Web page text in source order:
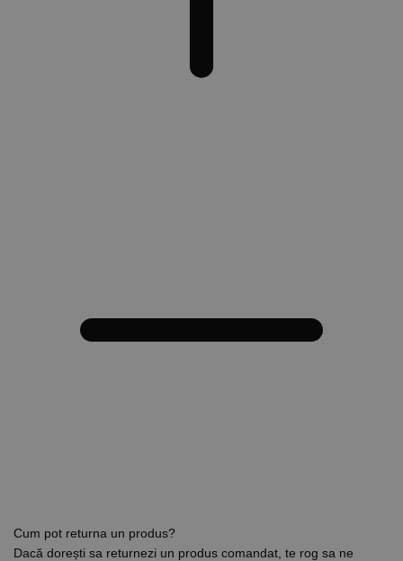
Cum pot returna un produs?
Dacă dorești sa returnezi un produs comandat, te rog sa ne